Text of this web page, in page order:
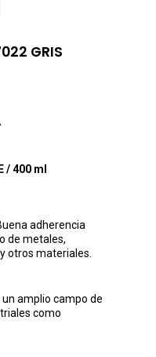
GRIS
/ 400 ml
adherencia
de metales,
otros materiales.
amplio campo de
como